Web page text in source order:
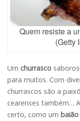
Quem resiste a
(Getty
Um churrasco
para muitos. Com
churrascos são a
cearenses também…
certo, como um